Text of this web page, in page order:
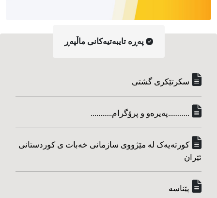
په‌ڕه‌ تایبه‌تیه‌کانی ماڵپه‌ڕ
سکرتێکری گشتی
...........په‌یره‌و و پرۆگرام...........
کورته‌یه‌ک له مێژووی سازمانی خه‌بات ی کوردستانی
ئێران
پێناسه‌